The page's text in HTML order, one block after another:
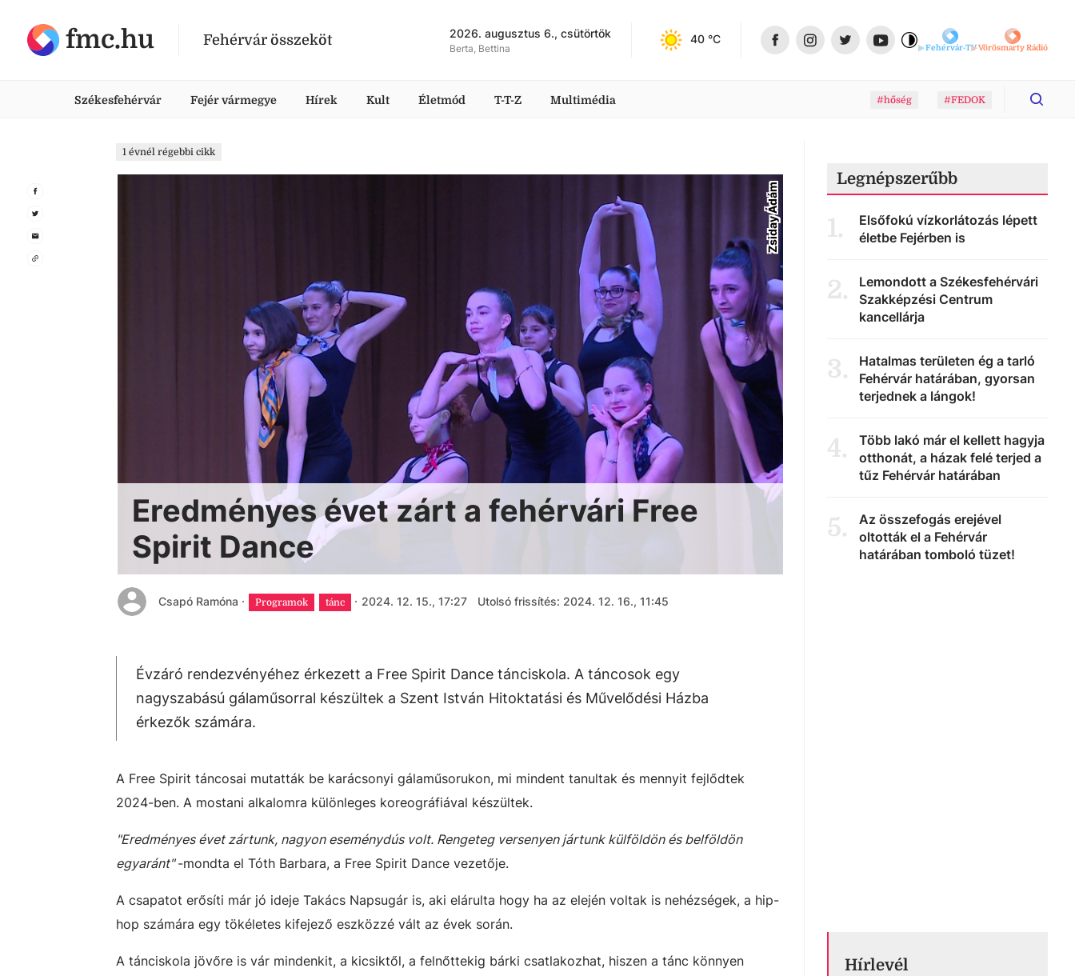
fmc.hu Fehérvár összeköt 2026. augusztus 6., csütörtök
Berta, Bettina
40 °C
Fehérvár-TVVörösmarty Rádió
Székesfehérvár Fejér vármegye Hírek Kult Életmód T-T-Z Multimédia #hőség #FEDOK
1 évnél régebbi cikk
Zsiday Ádám
Eredményes évet zárt a fehérvári Free
Spirit Dance
Csapó Ramóna · Programok tánc · 2024. 12. 15., 17:27 Utolsó frissítés: 2024. 12. 16., 11:45
Évzáró rendezvényéhez érkezett a Free Spirit Dance tánciskola. A táncosok egy
nagyszabású gálaműsorral készültek a Szent István Hitoktatási és Művelődési Házba
érkezők számára.
A Free Spirit táncosai mutatták be karácsonyi gálaműsorukon, mi mindent tanultak és mennyit fejlődtek
2024-ben. A mostani alkalomra különleges koreográfiával készültek.
"Eredményes évet zártunk, nagyon eseménydús volt. Rengeteg versenyen jártunk külföldön és belföldön
egyaránt"-mondta el Tóth Barbara, a Free Spirit Dance vezetője.
A csapatot erősíti már jó ideje Takács Napsugár is, aki elárulta hogy ha az elején voltak is nehézségek, a hip-
hop számára egy tökéletes kifejező eszközzé vált az évek során.
A tánciskola jövőre is vár mindenkit, a kicsiktől, a felnőttekig bárki csatlakozhat, hiszen a tánc könnyen
Legnépszerűbb
1.
Elsőfokú vízkorlátozás lépett
életbe Fejérben is
2.
Lemondott a Székesfehérvári
Szakképzési Centrum
kancellárja
3.
Hatalmas területen ég a tarló
Fehérvár határában, gyorsan
terjednek a lángok!
4.
Több lakó már el kellett hagyja
otthonát, a házak felé terjed a
tűz Fehérvár határában
5.
Az összefogás erejével
oltották el a Fehérvár
határában tomboló tüzet!
Hírlevél